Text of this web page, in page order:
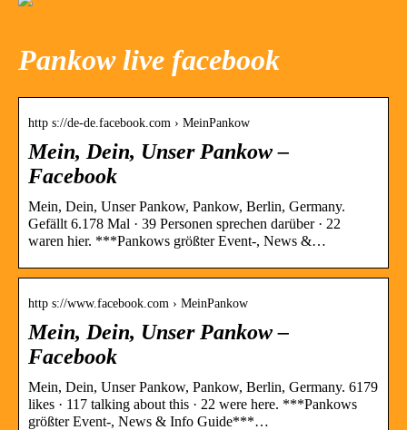
Pankow live facebook
http s://de-de.facebook.com › MeinPankow
Mein, Dein, Unser Pankow –
Facebook
Mein, Dein, Unser Pankow, Pankow, Berlin, Germany.
Gefällt 6.178 Mal · 39 Personen sprechen darüber · 22
waren hier. ***Pankows größter Event-, News &…
http s://www.facebook.com › MeinPankow
Mein, Dein, Unser Pankow –
Facebook
Mein, Dein, Unser Pankow, Pankow, Berlin, Germany. 6179
likes · 117 talking about this · 22 were here. ***Pankows
größter Event-, News & Info Guide***…